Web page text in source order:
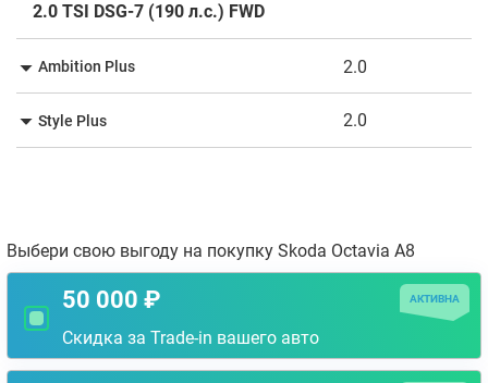
2.0 TSI DSG-7 (190 л.с.) FWD
Ambition Plus 2.0
Style Plus 2.0
Выбери свою выгоду на покупку Skoda Octavia A8
50 000 ₽
Скидка за Trade-in вашего авто
АКТИВНА